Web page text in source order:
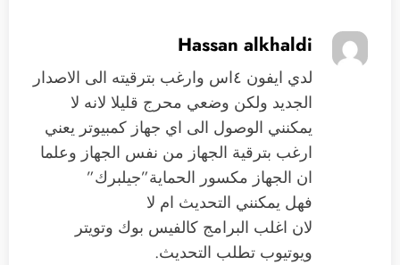
Hassan alkhaldi
لدي ايفون ٤اس وارغب بترقيته الى الاصدار
الجديد ولكن وضعي محرج قليلا لانه لا
يمكنني الوصول الى اي جهاز كمبيوتر يعني
ارغب بترقية الجهاز من نفس الجهاز وعلما
ان الجهاز مكسور الحماية”جيلبرك”
فهل يمكنني التحديث ام لا
لان اغلب البرامج كالفيس بوك وتويتر
ويوتيوب تطلب التحديث.